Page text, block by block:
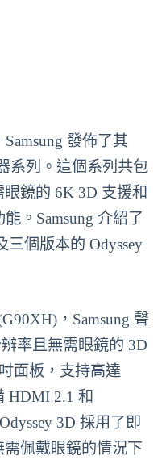
發佈了其
系列。這個系列共包
鏡的 6K 3D 支援和
。Samsung 介紹了
三個版本的 Odyssey
，Samsung 聲
率且無需眼鏡的 3D
面板，支持高達
HDMI 2.1 和
3D 採用了即
佩戴眼鏡的情況下